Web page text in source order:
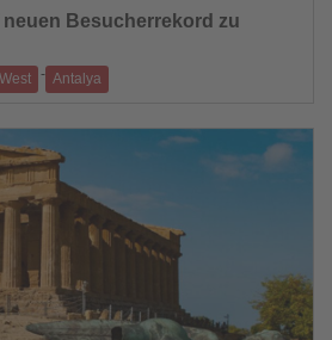
Besucherrekord zu
- Antalya